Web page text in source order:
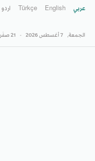
عربي English
Türkçe اردو
الجمعة, 7 أغسطس 2026 - 21 صفَر 1448 هـ